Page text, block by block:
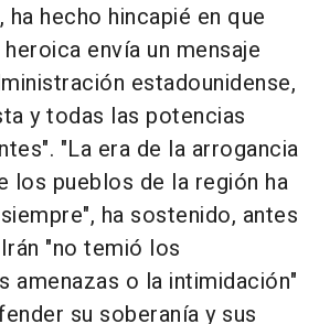
hecho hincapié en que
envía un mensaje
estadounidense,
y todas las potencias
"La era de la arrogancia
los pueblos de la región ha
ha sostenido, antes
"no temió los
amenazas o la intimidación"
su soberanía y sus